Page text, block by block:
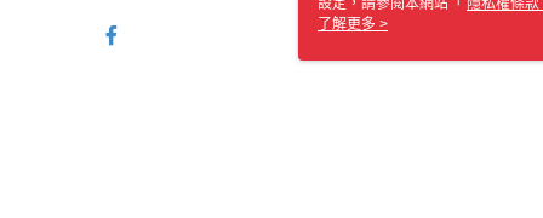
設定，請參閱本網站「 隱私權條款
使用 cookie。
了解更多 >